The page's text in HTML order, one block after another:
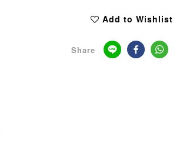
Add to Wishlist
Share